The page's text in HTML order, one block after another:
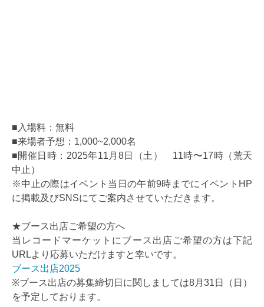
■入場料：無料
■来場者予想：1,000~2,000名
■開催日時：2025年11月8日（土） 11時〜17時（荒天
中止）
※中止の際はイベント当日の午前9時までにイベントHP
に掲載及びSNSにてご案内させていただきます。
★ブース出店ご希望の方へ
当レコードマーケットにブース出店ご希望の方は下記
URLより応募いただけますと幸いです。
ブース出店2025
※ブース出店の募集締切日に関しましては8月31日（日）
を予定しております。